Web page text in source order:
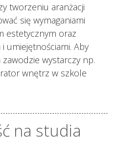
tworzeniu aranżacji
się wymaganiami
estetycznym oraz
umiejętnościami. Aby
wystarczy np.
wnętrz w szkole
na studia